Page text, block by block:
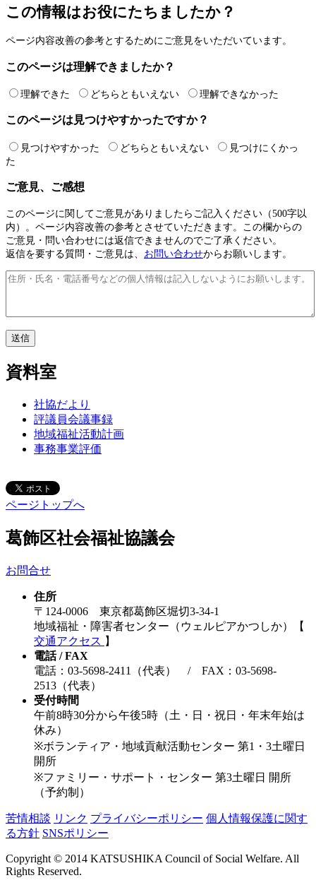
この情報はお役にたちましたか？
ページ内容改善の参考とするためにご意見をいただいています。
このページは理解できましたか？
理解できた どちらともいえない 理解できなかった
このページは見つけやすかったですか？
見つけやすかった どちらともいえない
見つけにくかっ
た
ご意見、ご感想
このページに関してご意見がありましたらご記入ください（500字以
内）。ページ内容改善の参考とさせていただきます。この欄からの
ご意見・問い合わせには返信できませんのでご了承ください。
返信を要する質問・ご意見は、 お問い合わせからお願いします。
資料室
社協だより
評議員会議事録
地域福祉活動計画
事務事業評価
ページトップへ
葛飾区社会福祉協議会
お問合せ
住所
〒124-0006 東京都葛飾区堀切3-34-1
地域福祉・障害者センター（ウェルピアかつしか）【
交通アクセス 】
電話 / FAX
電話：03-5698-2411（代表） / FAX：03-5698-
2513（代表）
受付時間
午前8時30分から午後5時（土・日・祝日・年末年始は
休み）
※ボランティア・地域貢献活動センター 第1・3土曜日
開所
※ファミリー・サポート・センター 第3土曜日 開所
（予約制）
苦情相談 リンク プライバシーポリシー 個人情報保護に関す
る方針 SNSポリシー
Copyright © 2014 KATSUSHIKA Council of Social Welfare. All
Rights Reserved.